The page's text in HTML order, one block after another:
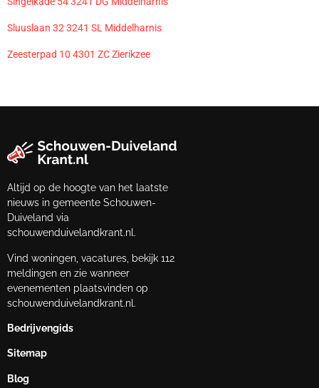
Sluuslaan 32 3241 SL Middelharnis
Zeesterpad 10 4301 ZC Zierikzee
Altijd op de hoogte van het laatste
nieuws in gemeente Schouwen-
Duiveland via
schouwenduivelandkrant.nl.
Vind woningen, vacatures, bekijk 112
meldingen en zie wanneer
evenementen plaatsvinden op
schouwenduivelandkrant.nl.
Bedrijvengids
Sitemap
Blog